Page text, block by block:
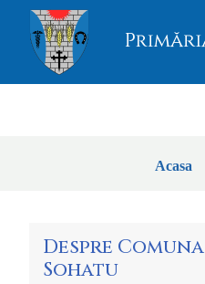
Acasa
Despre Comuna
Sohatu